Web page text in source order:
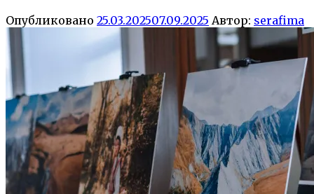
Опубликовано 25.03.202507.09.2025 Автор: serafima